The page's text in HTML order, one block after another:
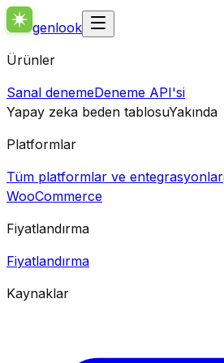
genlook
Ürünler
Sanal denemeDeneme API'si
Yapay zeka beden tablosuYakında
Platformlar
Tüm platformlar ve entegrasyonlar
WooCommerce
Fiyatlandırma
Fiyatlandırma
Kaynaklar